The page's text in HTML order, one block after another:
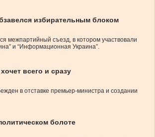
избирательным блоком
межпартийный съезд, в котором участвовали
и “Информационная Украина”.
всего и сразу
в отставке премьер-министра и создании
болоте